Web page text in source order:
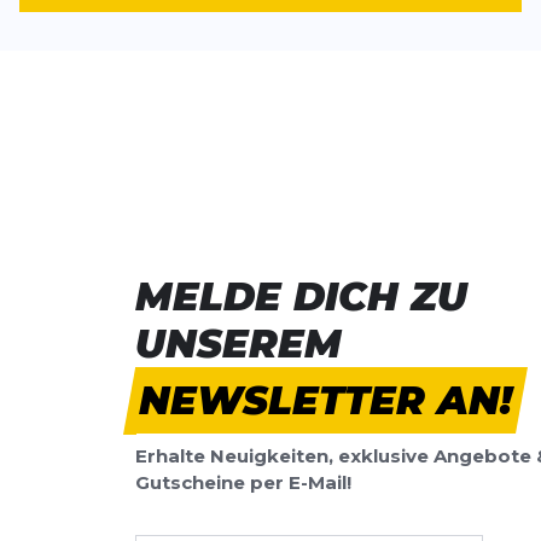
MELDE DICH ZU
UNSEREM
NEWSLETTER AN!
Erhalte Neuigkeiten, exklusive Angebote
Gutscheine per E-Mail!